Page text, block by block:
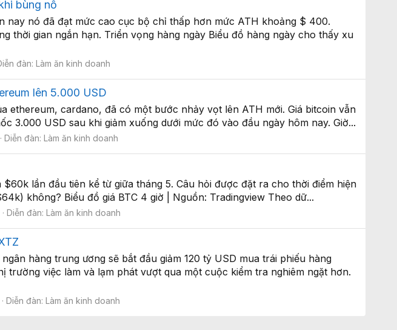
bùng nổ
nay nó đã đạt mức cao cục bộ chỉ thấp hơn mức ATH khoảng $ 400.
thời gian ngắn hạn. Triển vọng hàng ngày Biểu đồ hàng ngày cho thấy xu
đàn: Làm ăn kinh doanh
lên 5.000 USD
ethereum, cardano, đã có một bước nhảy vọt lên ATH mới. Giá bitcoin vẫn
3.000 USD sau khi giảm xuống dưới mức đó vào đầu ngày hôm nay. Giờ...
Diễn đàn:Làm ăn kinh doanh
lần đầu tiên kể từ giữa tháng 5. Câu hỏi được đặt ra cho thời điểm hiện
không? Biểu đồ giá BTC 4 giờ | Nguồn: Tradingview Theo dữ...
Diễn đàn:Làm ăn kinh doanh
hàng trung ương sẽ bắt đầu giảm 120 tỷ USD mua trái phiếu hàng
việc làm và lạm phát vượt qua một cuộc kiểm tra nghiêm ngặt hơn.
Diễn đàn:Làm ăn kinh doanh